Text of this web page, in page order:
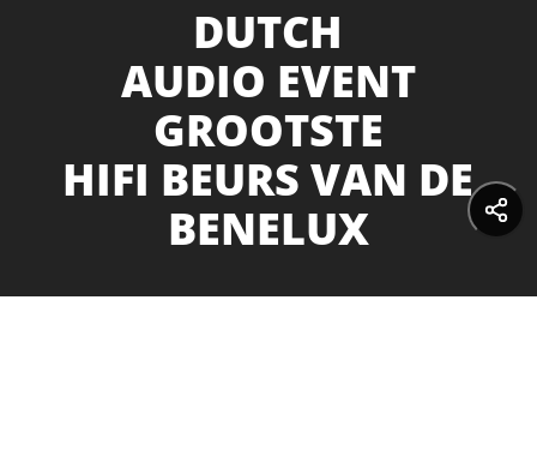
DUTCH
AUDIO EVENT
GROOTSTE
HIFI BEURS VAN DE
BENELUX